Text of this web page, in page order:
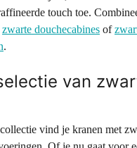
touch toe.
zwarte douchecabines of
.
van
vind je kranen met